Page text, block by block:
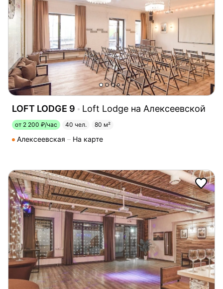
LOFT LODGE 9 Loft Lodge на Алексеевской
от 2 200 ₽/час 40 чел. 80 м²
Алексеевская На карте